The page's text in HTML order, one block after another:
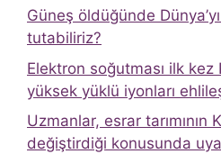
Güneş öldüğünde
tutabiliriz?
Elektron soğutması ilk kez
yüksek yüklü iyonları
Uzmanlar, esrar tarımının
değiştirdiği konusunda